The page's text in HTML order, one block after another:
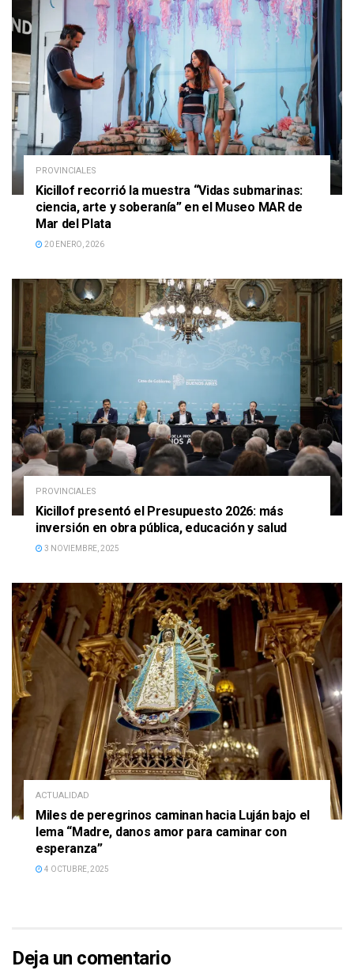
PROVINCIALES
Kicillof recorrió la muestra “Vidas submarinas:
ciencia, arte y soberanía” en el Museo MAR de
Mar del Plata
20 ENERO, 2026
PROVINCIALES
Kicillof presentó el Presupuesto 2026: más
inversión en obra pública, educación y salud
3 NOVIEMBRE, 2025
ACTUALIDAD
Miles de peregrinos caminan hacia Luján bajo el
lema “Madre, danos amor para caminar con
esperanza”
4 OCTUBRE, 2025
Deja un comentario